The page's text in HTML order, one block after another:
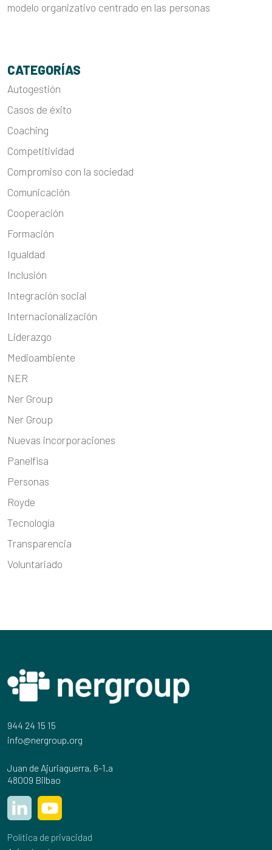
modelo organizativo centrado en las personas
CATEGORÍAS
Autogestión
Casos de éxito
Coaching
Competitividad
Compromiso con la sociedad
Comunicación
Cooperación
Formación
Igualdad
Inclusión
Integración social
Internacionalización
Liderazgo
Medioambiente
NER
Ner Group
Ner Group
Nuevas incorporaciones
Panelfisa
Personas
Royde
Tecnología
Transparencia
Voluntariado
944 24 15 15
info@nergroup.org
Juan de Ajuriaguerra, 6-1.a
48009 Bilbao
Política de privacidad